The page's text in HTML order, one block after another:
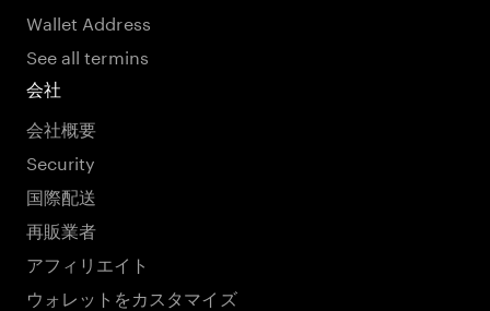
Wallet Address
See all termins
会社
会社概要
Security
国際配送
再販業者
アフィリエイト
ウォレットをカスタマイズ